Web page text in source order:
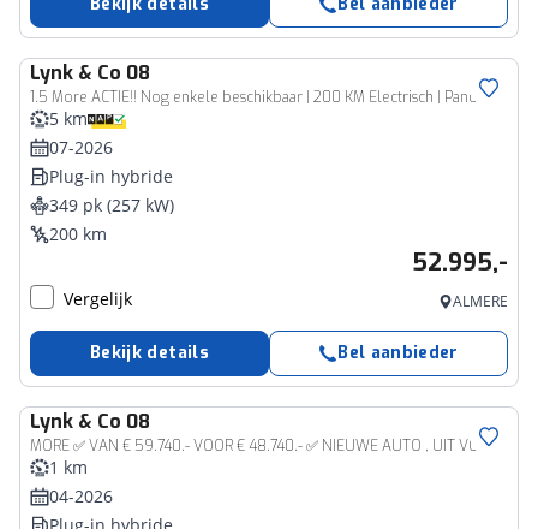
Lynk & Co 08
1.5 More ACTIE!! Nog enkele beschikbaar | 200 KM Electrisch | Panorama Dak | Android Auto | Apple CarPlay | 21 "LM Velgen | Harman Kardon Audio |
5 km
07-2026
Plug-in hybride
349 pk (257 kW)
200 km
52.995,-
Vergelijk ALMERE
Bekijk details Bel aanbieder
Lynk & Co 08
MORE ✅ VAN € 59.740.- VOOR € 48.740.- ✅ NIEUWE AUTO , UIT VOORRAAD € 11.000 KORTING! 345PK MORE 200KM ELEC. HYBRIDE MASSAGE STOEL VERW/VENTILATIE PANO MATRIX LED HARMAN KARDON 360°CAM | PHEV
1 km
04-2026